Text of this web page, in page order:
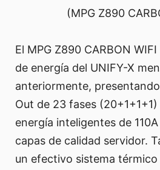
(MPG Z890
El MPG Z890 CARBON
de energía del UNIFY-X
anteriormente,
Out de 23 fases
energía inteligentes de
capas de calidad servidor.
un efectivo sistema